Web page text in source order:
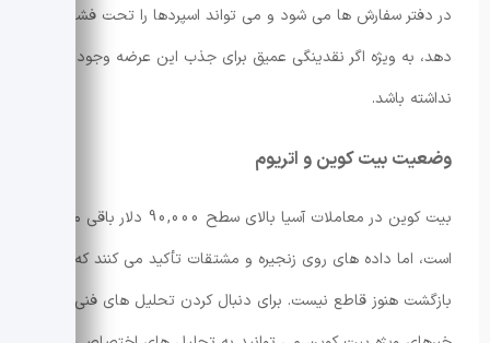
در دفتر سفارش ها می شود و می تواند اسپردها را تحت فشار قرار
دهد، به ویژه اگر نقدینگی عمیق برای جذب این عرضه وجود
نداشته باشد.
وضعیت بیت کوین و اتریوم
بیت کوین در معاملات آسیا بالای سطح 90,000 دلار باقی مانده
است، اما داده های روی زنجیره و مشتقات تأکید می کنند که این
بازگشت هنوز قاطع نیست. برای دنبال کردن تحلیل های فنی و